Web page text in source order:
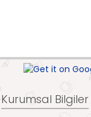
Kurumsal Bilgiler